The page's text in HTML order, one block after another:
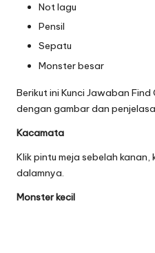
Not lagu
Pensil
Sepatu
Monster besar
Berikut ini Kunci Jawaban
dengan gambar dan
Kacamata
Klik pintu meja sebelah
dalamnya.
Monster kecil